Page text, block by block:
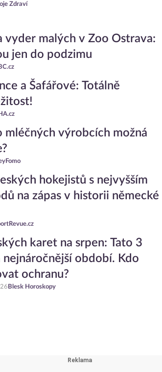
Zdraví
vyder malých v Zoo Ostrava:
jen do podzimu
a Šafářové: Totálně
mléčných výrobcích možná
hokejistů s nejvyšším
na zápas v historii německé
karet na srpen: Tato 3
nejnáročnější období. Kdo
ochranu?
Blesk Horoskopy